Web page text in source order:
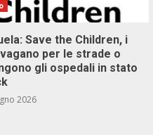
Save the Children, i
per le strade o
gli ospedali in stato
2026